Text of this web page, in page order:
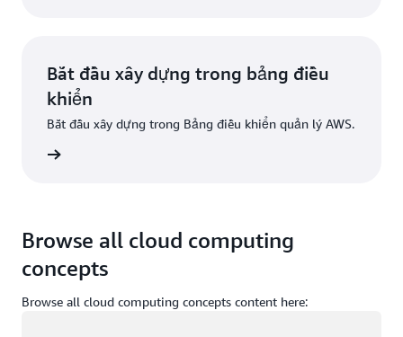
Bắt đầu xây dựng trong bảng điều
khiển
Bắt đầu xây dựng trong Bảng điều khiển quản lý AWS.
Browse all cloud computing
concepts
Browse all cloud computing concepts content here: